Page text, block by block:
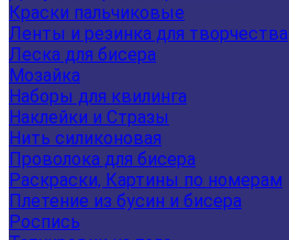
Краски пальчиковые
Ленты и резинка для творчества
Леска для бисера
Мозайка
Наборы для квилинга
Наклейки и Стразы
Нить силиконовая
Проволока для бисера
Раскраски, Картины по номерам
Плетение из бусин и бисера
Роспись